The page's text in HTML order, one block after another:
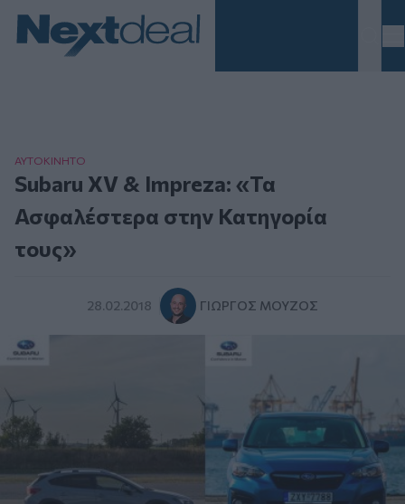
ΑΥΤΟΚΙΝΗΤΟ
Subaru XV & Impreza: «Τα
Ασφαλέστερα στην Κατηγορία
τους»
28.02.2018 ΓΙΏΡΓΟΣ ΜΟΎΖΟΣ